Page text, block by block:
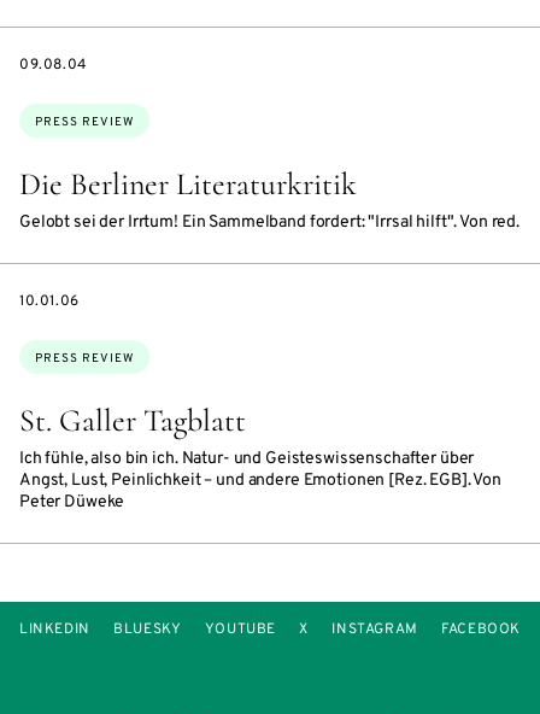
Die Berliner Literaturkritik
Gelobt sei der Irrtum! Ein Sammelband fordert: "Irrsal hilft". Von red.
Topics:
PRESS REVIEW
DATE
09.08.04
St. Galler Tagblatt
Ich fühle, also bin ich. Natur- und Geisteswissenschafter über
Angst, Lust, Peinlichkeit – und andere Emotionen [Rez. EGB]. Von
Peter Düweke
Topics:
PRESS REVIEW
DATE
10.01.06
LINKEDIN BLUESKY YOUTUBE X INSTAGRAM FACEBOOK